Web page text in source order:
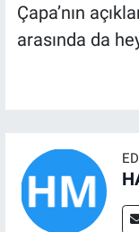
Çapa’nın
arasında da